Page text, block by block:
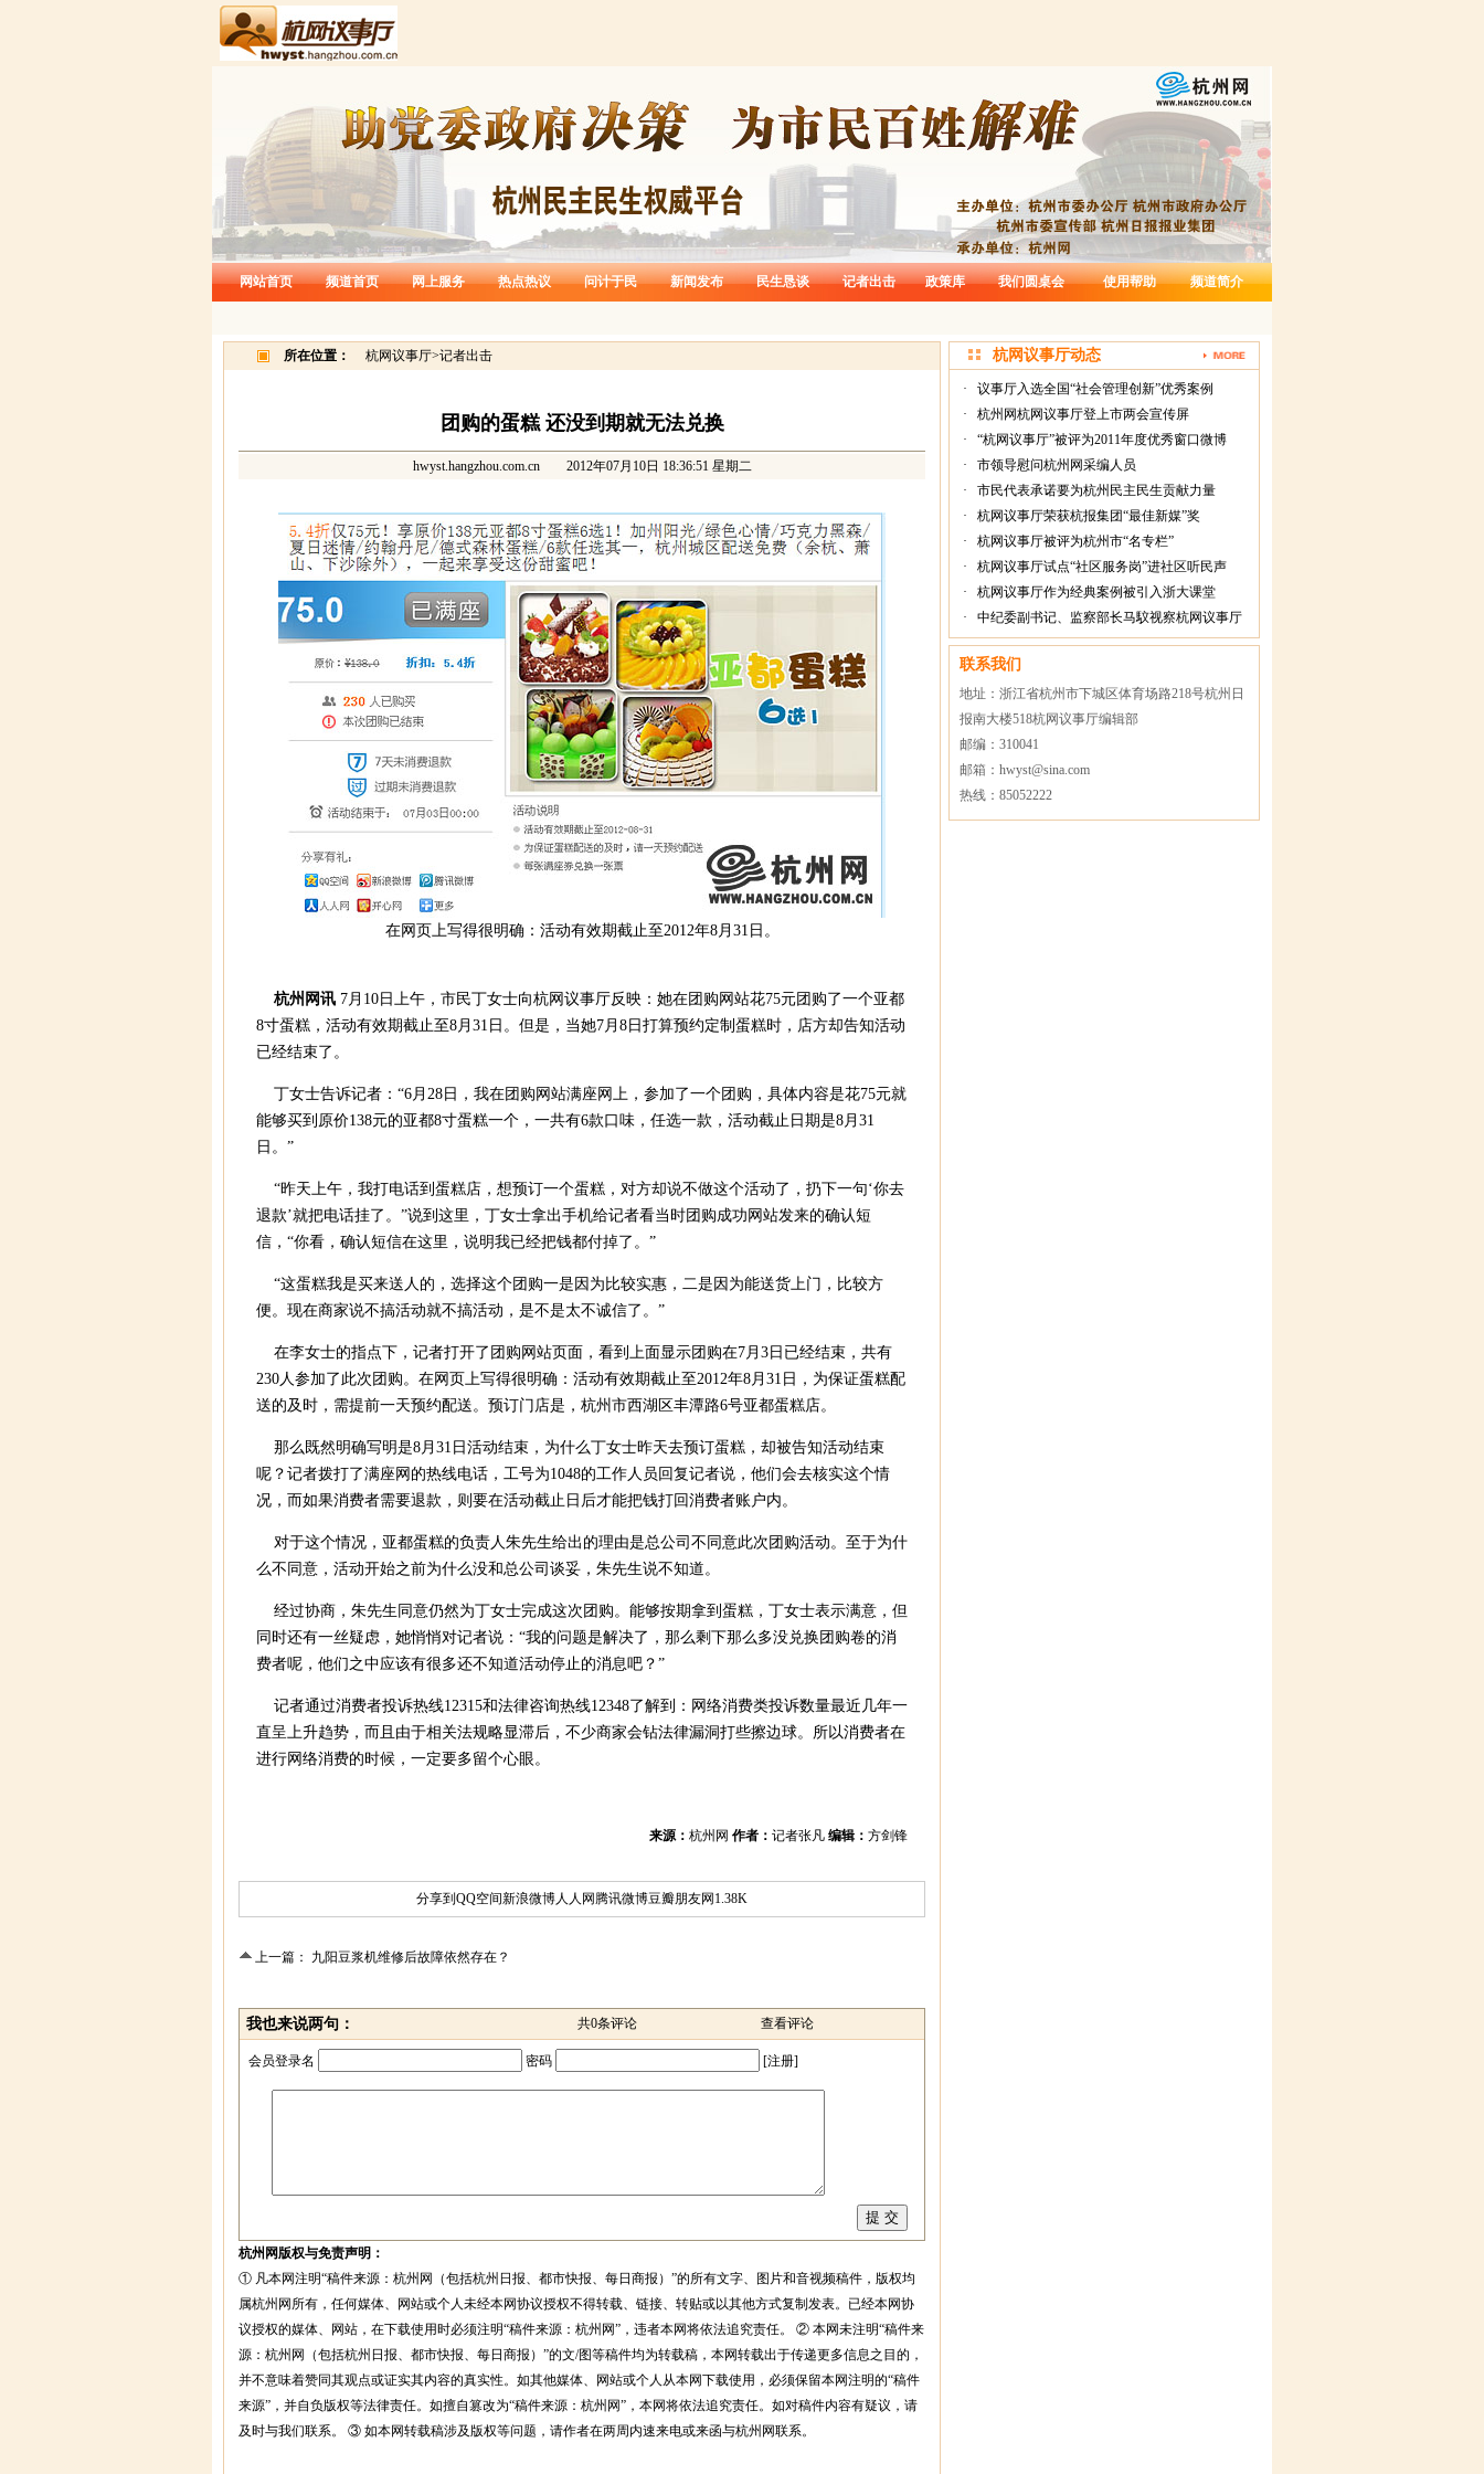
网站首页 频道首页 网上服务 热点热议 问计于民 新闻发布 民生恳谈 记者出击 政策库 我们圆桌会 使用帮助 频道简介
所在位置： 杭网议事厅>记者出击
团购的蛋糕 还没到期就无法兑换
hwyst.hangzhou.com.cn2012年07月10日 18:36:51 星期二
在网页上写得很明确：活动有效期截止至2012年8月31日。
杭州网讯 7月10日上午，市民丁女士向杭网议事厅反映：她在团购网站花75元团购了一个亚都
8寸蛋糕，活动有效期截止至8月31日。但是，当她7月8日打算预约定制蛋糕时，店方却告知活动
已经结束了。
丁女士告诉记者：“6月28日，我在团购网站满座网上，参加了一个团购，具体内容是花75元就
能够买到原价138元的亚都8寸蛋糕一个，一共有6款口味，任选一款，活动截止日期是8月31
日。”
“昨天上午，我打电话到蛋糕店，想预订一个蛋糕，对方却说不做这个活动了，扔下一句‘你去
退款’就把电话挂了。”说到这里，丁女士拿出手机给记者看当时团购成功网站发来的确认短
信，“你看，确认短信在这里，说明我已经把钱都付掉了。”
“这蛋糕我是买来送人的，选择这个团购一是因为比较实惠，二是因为能送货上门，比较方
便。现在商家说不搞活动就不搞活动，是不是太不诚信了。”
在李女士的指点下，记者打开了团购网站页面，看到上面显示团购在7月3日已经结束，共有
230人参加了此次团购。在网页上写得很明确：活动有效期截止至2012年8月31日，为保证蛋糕配
送的及时，需提前一天预约配送。预订门店是，杭州市西湖区丰潭路6号亚都蛋糕店。
那么既然明确写明是8月31日活动结束，为什么丁女士昨天去预订蛋糕，却被告知活动结束
呢？记者拨打了满座网的热线电话，工号为1048的工作人员回复记者说，他们会去核实这个情
况，而如果消费者需要退款，则要在活动截止日后才能把钱打回消费者账户内。
对于这个情况，亚都蛋糕的负责人朱先生给出的理由是总公司不同意此次团购活动。至于为什
么不同意，活动开始之前为什么没和总公司谈妥，朱先生说不知道。
经过协商，朱先生同意仍然为丁女士完成这次团购。能够按期拿到蛋糕，丁女士表示满意，但
同时还有一丝疑虑，她悄悄对记者说：“我的问题是解决了，那么剩下那么多没兑换团购卷的消
费者呢，他们之中应该有很多还不知道活动停止的消息吧？”
记者通过消费者投诉热线12315和法律咨询热线12348了解到：网络消费类投诉数量最近几年一
直呈上升趋势，而且由于相关法规略显滞后，不少商家会钻法律漏洞打些擦边球。所以消费者在
进行网络消费的时候，一定要多留个心眼。
来源： 杭州网 作者： 记者张凡 编辑： 方剑锋
分享到 QQ空间新浪微博人人网 腾讯微博豆瓣朋友网 1.38K
上一篇： 九阳豆浆机维修后故障依然存在？
我也来说两句： 共0条评论 查看评论
会员登录名 密码 [注册]
杭州网版权与免责声明：
① 凡本网注明“稿件来源：杭州网（包括杭州日报、都市快报、每日商报）”的所有文字、图片和音视频稿件，版权均
属杭州网所有，任何媒体、网站或个人未经本网协议授权不得转载、链接、转贴或以其他方式复制发表。已经本网协
议授权的媒体、网站，在下载使用时必须注明“稿件来源：杭州网”，违者本网将依法追究责任。 ② 本网未注明“稿件来
源：杭州网（包括杭州日报、都市快报、每日商报）”的文/图等稿件均为转载稿，本网转载出于传递更多信息之目的，
并不意味着赞同其观点或证实其内容的真实性。如其他媒体、网站或个人从本网下载使用，必须保留本网注明的“稿件
来源”，并自负版权等法律责任。如擅自篡改为“稿件来源：杭州网”，本网将依法追究责任。如对稿件内容有疑议，请
及时与我们联系。 ③ 如本网转载稿涉及版权等问题，请作者在两周内速来电或来函与杭州网联系。
杭网议事厅动态
·
议事厅入选全国“社会管理创新”优秀案例
·
杭州网杭网议事厅登上市两会宣传屏
·
“杭网议事厅”被评为2011年度优秀窗口微博
·
市领导慰问杭州网采编人员
·
市民代表承诺要为杭州民主民生贡献力量
·
杭网议事厅荣获杭报集团“最佳新媒”奖
·
杭网议事厅被评为杭州市“名专栏”
·
杭网议事厅试点“社区服务岗”进社区听民声
·
杭网议事厅作为经典案例被引入浙大课堂
·
中纪委副书记、监察部长马馼视察杭网议事厅
联系我们
地址：浙江省杭州市下城区体育场路218号杭州日
报南大楼518杭网议事厅编辑部
邮编：310041
邮箱：hwyst@sina.com
热线：85052222